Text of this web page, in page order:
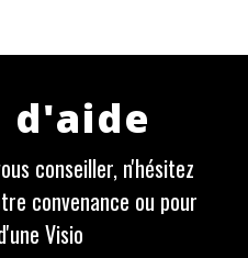
d'aide
conseiller, n'hésitez
convenance ou pour
Visio